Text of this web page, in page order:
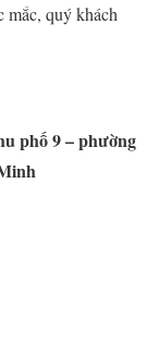
mắc, quý khách
phố 9 – phường